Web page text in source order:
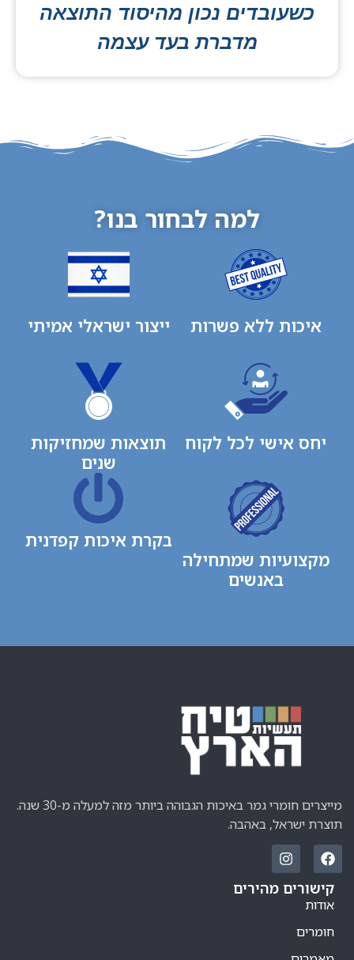
כשעובדים נכון מהיסוד התוצאה
מדברת בעד עצמה
למה לבחור בנו?
איכות ללא פשרות ייצור ישראלי אמיתי
יחס אישי לכל לקוח
תוצאות שמחזיקות
שנים
מקצועיות שמתחילה
באנשים
בקרת איכות קפדנית
מייצרים חומרי גמר באיכות הגבוהה ביותר מזה למעלה מ-30 שנה.
תוצרת ישראל, באהבה.
קישורים מהירים
אודות
חומרים